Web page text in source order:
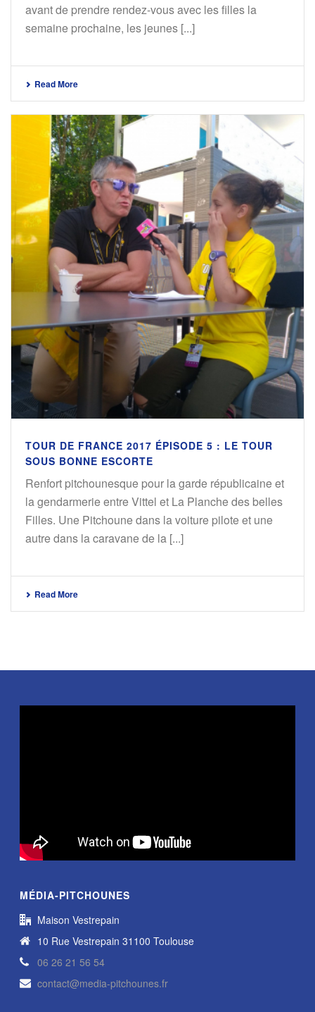
avant de prendre rendez-vous avec les filles la
semaine prochaine, les jeunes [...]
Read More
TOUR DE FRANCE 2017 ÉPISODE 5 : LE TOUR
SOUS BONNE ESCORTE
Renfort pitchounesque pour la garde républicaine et
la gendarmerie entre Vittel et La Planche des belles
Filles. Une Pitchoune dans la voiture pilote et une
autre dans la caravane de la [...]
Read More
MÉDIA-PITCHOUNES
Maison Vestrepain
10 Rue Vestrepain 31100 Toulouse
06 26 21 56 54
contact@media-pitchounes.fr